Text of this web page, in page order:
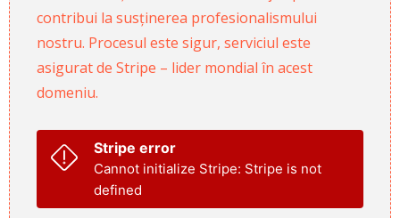
contribui la susținerea profesionalismului
nostru. Procesul este sigur, serviciul este
asigurat de Stripe – lider mondial în acest
domeniu.
Stripe error
Cannot initialize Stripe: Stripe is not
defined